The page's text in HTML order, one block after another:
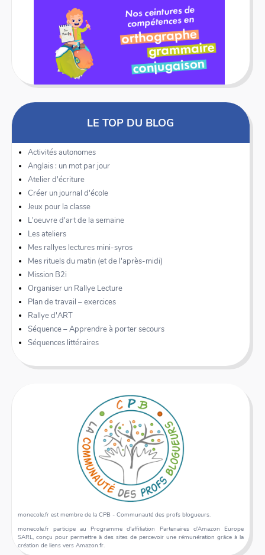
LE TOP DU BLOG
Activités autonomes
Anglais : un mot par jour
Atelier d'écriture
Créer un journal d'école
Jeux pour la classe
L'oeuvre d'art de la semaine
Les ateliers
Mes rallyes lectures mini-syros
Mes rituels du matin (et de l'après-midi)
Mission B2i
Organiser un Rallye Lecture
Plan de travail – exercices
Rallye d'ART
Séquence – Apprendre à porter secours
Séquences littéraires
monecole.fr est membre de la CPB - Communauté des profs blogueurs.
monecole.fr participe au Programme d'affiliation Partenaires d’Amazon Europe
SARL, conçu pour permettre à des sites de percevoir une rémunération grâce à la
création de liens vers Amazon.fr.